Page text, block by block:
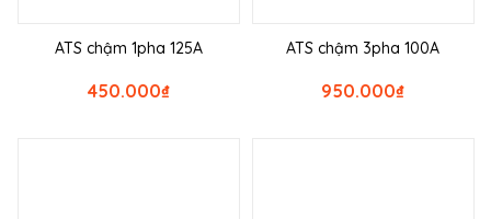
ATS chậm 1pha 125A
₫
450.000
ATS chậm 3pha 100A
₫
950.000